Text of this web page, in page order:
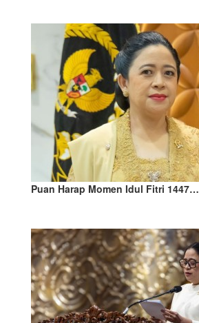
Puan Harap Momen Idul Fitri 1447…